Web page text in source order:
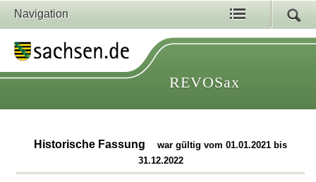
Navigation
REVOSax
Historische Fassung
war gültig vom 01.01.2021 bis
31.12.2022